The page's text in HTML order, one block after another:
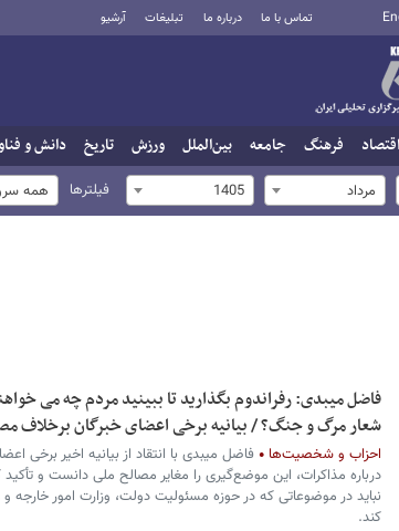
تماس با ما درباره ما تبلیغات آرشیو
اقتصاد فرهنگ جامعه بین‌الملل ورزش تاریخ دانش و
مرداد 1405 فیلترها همه
فاضل میبدی: رفراندوم بگذارید تا ببینید مردم چه می
شعار مرگ و جنگ؟ / بیانیه برخی اعضای خبرگان برخلاف
احزاب و شخصیت‌ها
فاضل میبدی با انتقاد از بیانیه اخیر برخی
درباره مذاکرات، این موضع‌گیری را مغایر مصالح ملی دانست و
نباید در موضوعاتی که در حوزه مسئولیت دولت، وزارت امور
کند.